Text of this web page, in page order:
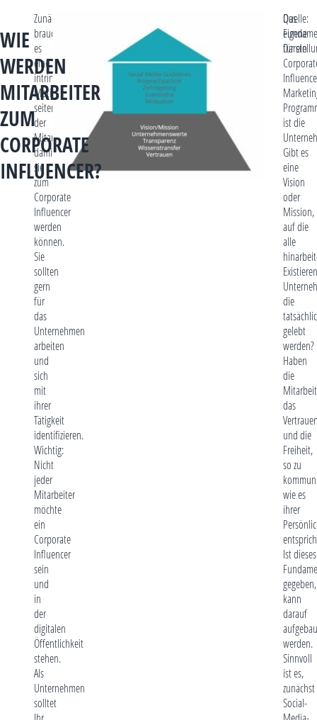
WIE
WERDEN
MITARBEITER
ZUM
CORPORATE
INFLUENCER?
Zunächst
braucht
es
eine
intrinsische
Motivation
seitens
der
Mitarbeiter,
damit
sie
zum
Corporate
Influencer
werden
können.
Sie
sollten
gern
für
das
Unternehmen
arbeiten
und
sich
mit
ihrer
Tätigkeit
identifizieren.
Wichtig:
Nicht
jeder
Mitarbeiter
möchte
ein
Corporate
Influencer
sein
und
in
der
digitalen
Öffentlichkeit
stehen.
Als
Unternehmen
solltet
Quelle:
eigene
Das
für ein
ist die
Gibt es
eine
Vision
oder
Mission,
auf die
alle
Existieren
die
gelebt
werden?
Haben
die
das
und die
Freiheit,
so zu
wie es
ihrer
Ist dieses
gegeben,
kann
darauf
werden.
Sinnvoll
ist es,
zunächst
Social-